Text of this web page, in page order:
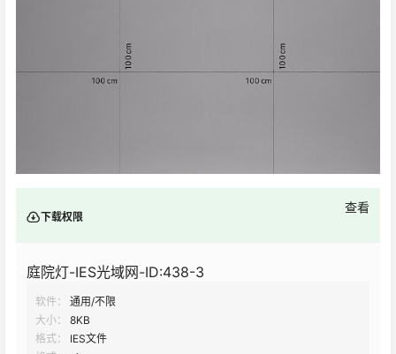
下载权限
查看
庭院灯-IES光域网-ID:438-3
软件：
通用/不限
大小：
8KB
格式：
IES文件